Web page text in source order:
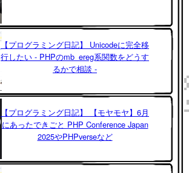
【プログラミング日記】 Unicodeに完全移
行したい - PHPのmb_ereg系関数をどうす
るかで相談 -
【プログラミング日記】 【モヤモヤ】6月
にあったできごと PHP Conference Japan
2025やPHPverseなど